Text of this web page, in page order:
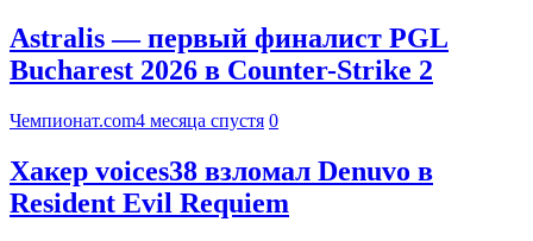
Astralis — первый финалист PGL
Bucharest 2026 в Counter-Strike 2
Чемпионат.com4 месяца спустя 0
Хакер voices38 взломал Denuvo в
Resident Evil Requiem